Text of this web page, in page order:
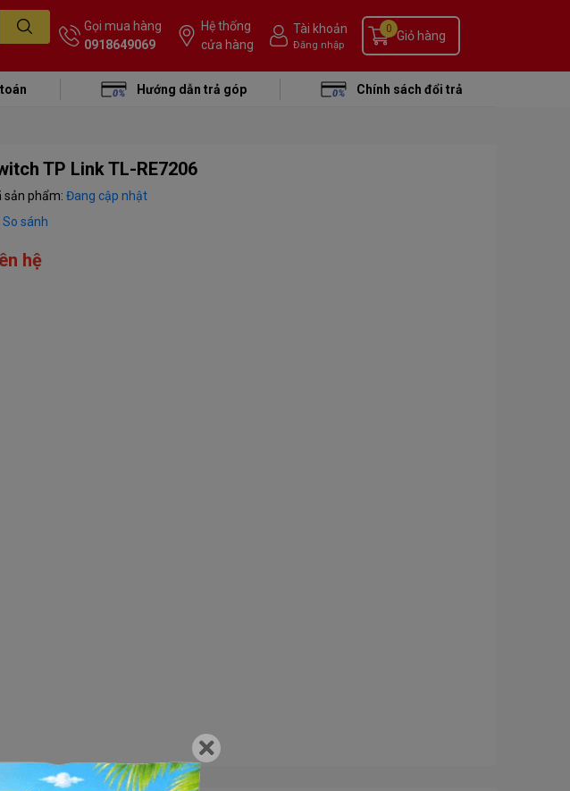
Gọi mua hàng
0918649069
Hệ thống
cửa hàng
Tài khoản
Đăng nhập
Giỏ hàng
0
Hướng dẫn trả góp Chính sách đổi trả
TP Link TL-RE7206
sản phẩm: Đang cập nhật
So sánh
hệ